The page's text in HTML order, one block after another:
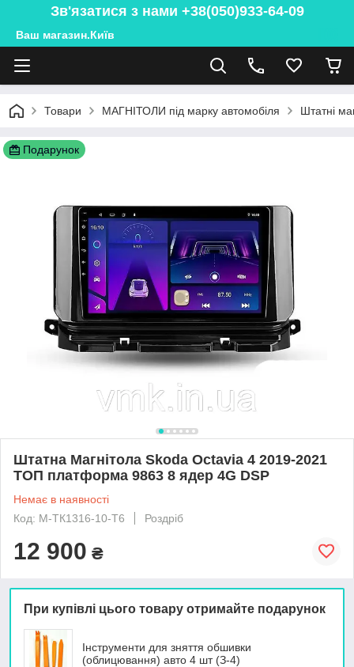
Зв'язатися з нами +38(050)933-64-09
Ваш магазин.Київ
Товари МАГНІТОЛИ під марку автомобіля Штатні
Подарунок
Штатна Магнітола Skoda Octavia 4 2019-2021
ТОП платформа 9863 8 ядер 4G DSP
Немає в наявності
Код: М-ТК1316-10-Т6
Роздріб
12 900 ₴
При купівлі цього товару отримайте подарунок
Інструменти для зняття обшивки
(облицювання) авто 4 шт (З-4)